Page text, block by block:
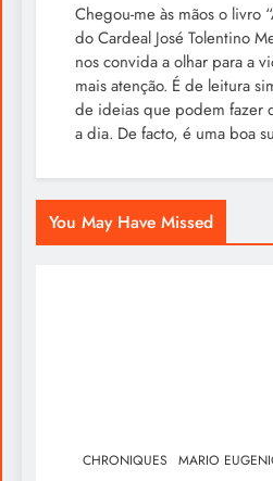
Chegou-me às mãos o livro
do Cardeal José Tolentino
nos convida a olhar para a
mais atenção. É de leitura
de ideias que podem fazer
a dia. De facto, é uma boa
You May Have Missed
CHRONIQUES MARIO